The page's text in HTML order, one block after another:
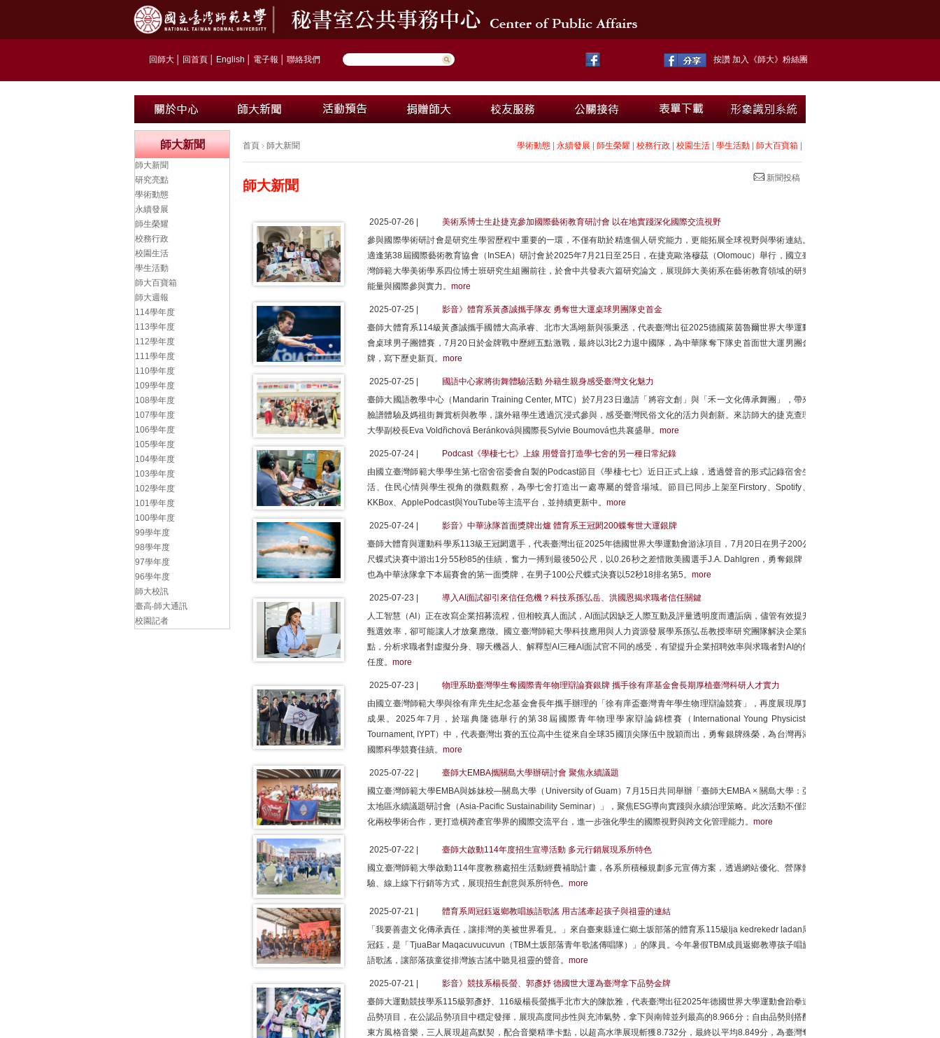
回師大 回首頁 English 電子報 聯絡我們 按讚 加入《師大》粉絲團
首頁 › 師大新聞 學術動態 永續發展 師生榮耀 校務行政 校園生活 學生活動 師大百寶箱
新聞投稿
師大新聞
2025-07-26 |
美術系博士生赴捷克參加國際藝術教育研討會 以在地實踐深化國際交流視野
參與國際學術研討會是研究生學習歷程中重要的一環，不僅有助於精進個人研究能力，更能拓展全球視野與學術連結。
適逢第38屆國際藝術教育協會（InSEA）研討會於2025年7月21日至25日，在捷克歐洛穆茲（Olomouc）舉行，國立臺
灣師範大學美術學系四位博士班研究生組團前往，於會中共發表六篇研究論文，展現師大美術系在藝術教育領域的研究
能量與國際參與實力。 more
2025-07-25 |
影音》體育系黃彥誠攜手隊友 勇奪世大運桌球男團隊史首金
臺師大體育系114級黃彥誠攜手國體大高承睿、北市大馮翊新與張秉丞，代表臺灣出征2025德國萊茵魯爾世界大學運動
會桌球男子團體賽，7月20日於金牌戰中歷經五點激戰，最終以3比2力退中國隊，為中華隊奪下隊史首面世大運男團金
牌，寫下歷史新頁。 more
2025-07-25 |
國語中心家將街舞體驗活動 外籍生親身感受臺灣文化魅力
臺師大國語教學中心（Mandarin Training Center, MTC）於7月23日邀請「將容文創」與「禾一文化傳承舞團」，帶來
臉譜體驗及媽祖街舞賞析與教學，讓外籍學生透過沉浸式參與，感受臺灣民俗文化的活力與創新。來訪師大的捷克查理
大學副校長Eva Voldřichová Beránková與國際長Sylvie Boumová也共襄盛舉。 more
2025-07-24 |
Podcast《學棲七七》上線 用聲音打造學七舍的另一種日常紀錄
由國立臺灣師範大學學生第七宿舍宿委會自製的Podcast節目《學棲七七》近日正式上線，透過聲音的形式記錄宿舍生
活、住民心情與學生視角的微觀觀察，為學七舍打造出一處專屬的聲音場域。節目已同步上架至Firstory、Spotify、
KKBox、ApplePodcast與YouTube等主流平台，並持續更新中。 more
2025-07-24 |
影音》中華泳隊首面獎牌出爐 體育系王冠閎200蝶奪世大運銀牌
臺師大體育與運動科學系113級王冠閎選手，代表臺灣出征2025年德國世界大學運動會游泳項目，7月20日在男子200公
尺蝶式決賽中游出1分55秒85的佳績，奮力一搏到最後50公尺，以0.26秒之差惜敗美國選手J.A. Dahlgren，勇奪銀牌，
也為中華泳隊拿下本屆賽會的第一面獎牌，在男子100公尺蝶式決賽以52秒18排名第5。 more
2025-07-23 |
導入AI面試卻引來信任危機？科技系孫弘岳、洪國恩揭求職者信任關鍵
人工智慧（AI）正在改寫企業招募流程，但相較真人面試，AI面試因缺乏人際互動及評量透明度而遭詬病，儘管有效提升
甄選效率，卻可能讓人才放棄應徵。國立臺灣師範大學科技應用與人力資源發展學系孫弘岳教授率研究團隊解決企業痛
點，分析求職者對虛擬分身、聊天機器人、解釋型AI三種AI面試官不同的感受，有望提升企業招聘效率與求職者對AI的信
任度。 more
2025-07-23 |
物理系助臺灣學生奪國際青年物理辯論賽銀牌 攜手徐有庠基金會長期厚植臺灣科研人才實力
由國立臺灣師範大學與徐有庠先生紀念基金會長年攜手辦理的「徐有庠盃臺灣青年學生物理辯論競賽」，再度展現厚實
成果。2025年7月，於瑞典隆德舉行的第38屆國際青年物理學家辯論錦標賽（International Young Physicists'
Tournament, IYPT）中，代表臺灣出賽的五位高中生從來自全球35國頂尖隊伍中脫穎而出，勇奪銀牌殊榮，為台灣再添
國際科學競賽佳績。 more
2025-07-22 |
臺師大EMBA攜關島大學辦研討會 聚焦永續議題
國立臺灣師範大學EMBA與姊妹校—關島大學（University of Guam）7月15日共同舉辦「臺師大EMBA × 關島大學：亞
太地區永續議題研討會（Asia-Pacific Sustainability Seminar）」，聚焦ESG導向實踐與永續治理策略。此次活動不僅深
化兩校學術合作，更打造橫跨產官學界的國際交流平台，進一步強化學生的國際視野與跨文化管理能力。 more
2025-07-22 |
臺師大啟動114年度招生宣導活動 多元行銷展現系所特色
國立臺灣師範大學啟動114年度教務處招生活動經費補助計畫，各系所積極規劃多元宣傳方案，透過網站優化、營隊體
驗、線上線下行銷等方式，展現招生創意與系所特色。 more
2025-07-21 |
體育系周冠鈺返鄉教唱族語歌謠 用古謠牽起孩子與祖靈的連結
「我要善盡文化傳承責任，讓排灣的美被世界看見。」來自臺東縣達仁鄉土坂部落的體育系115級lja kedrekedr ladan周
冠鈺，是「TjuaBar Maqacuvucuvun（TBM土坂部落青年歌謠傳唱隊）」的隊員。今年暑假TBM成員返鄉教導孩子唱族
語歌謠，讓部落孩童從排灣族古謠中聽見祖靈的聲音。 more
2025-07-21 |
影音》競技系楊長螢、郭彥妤 德國世大運為臺灣拿下品勢金牌
臺師大運動競技學系115級郭彥妤、116級楊長螢攜手北市大的陳歆雅，代表臺灣出征2025年德國世界大學運動會跆拳道
品勢項目，在公認品勢項目中穩定發揮，展現高度同步性與充沛氣勢，拿下與南韓並列最高的8.966分；自由品勢則搭配
東方風格音樂，三人展現超高默契，配合音樂精準卡點，以超高水準展現斬獲8.732分，最終以平均8.849分，為臺灣奪
師大新聞
師大新聞
研究亮點
學術動態
永續發展
師生榮耀
校務行政
校園生活
學生活動
師大百寶箱
師大週報
114學年度
113學年度
112學年度
111學年度
110學年度
109學年度
108學年度
107學年度
106學年度
105學年度
104學年度
103學年度
102學年度
101學年度
100學年度
99學年度
98學年度
97學年度
96學年度
師大校訊
臺高‧師大通訊
校園記者